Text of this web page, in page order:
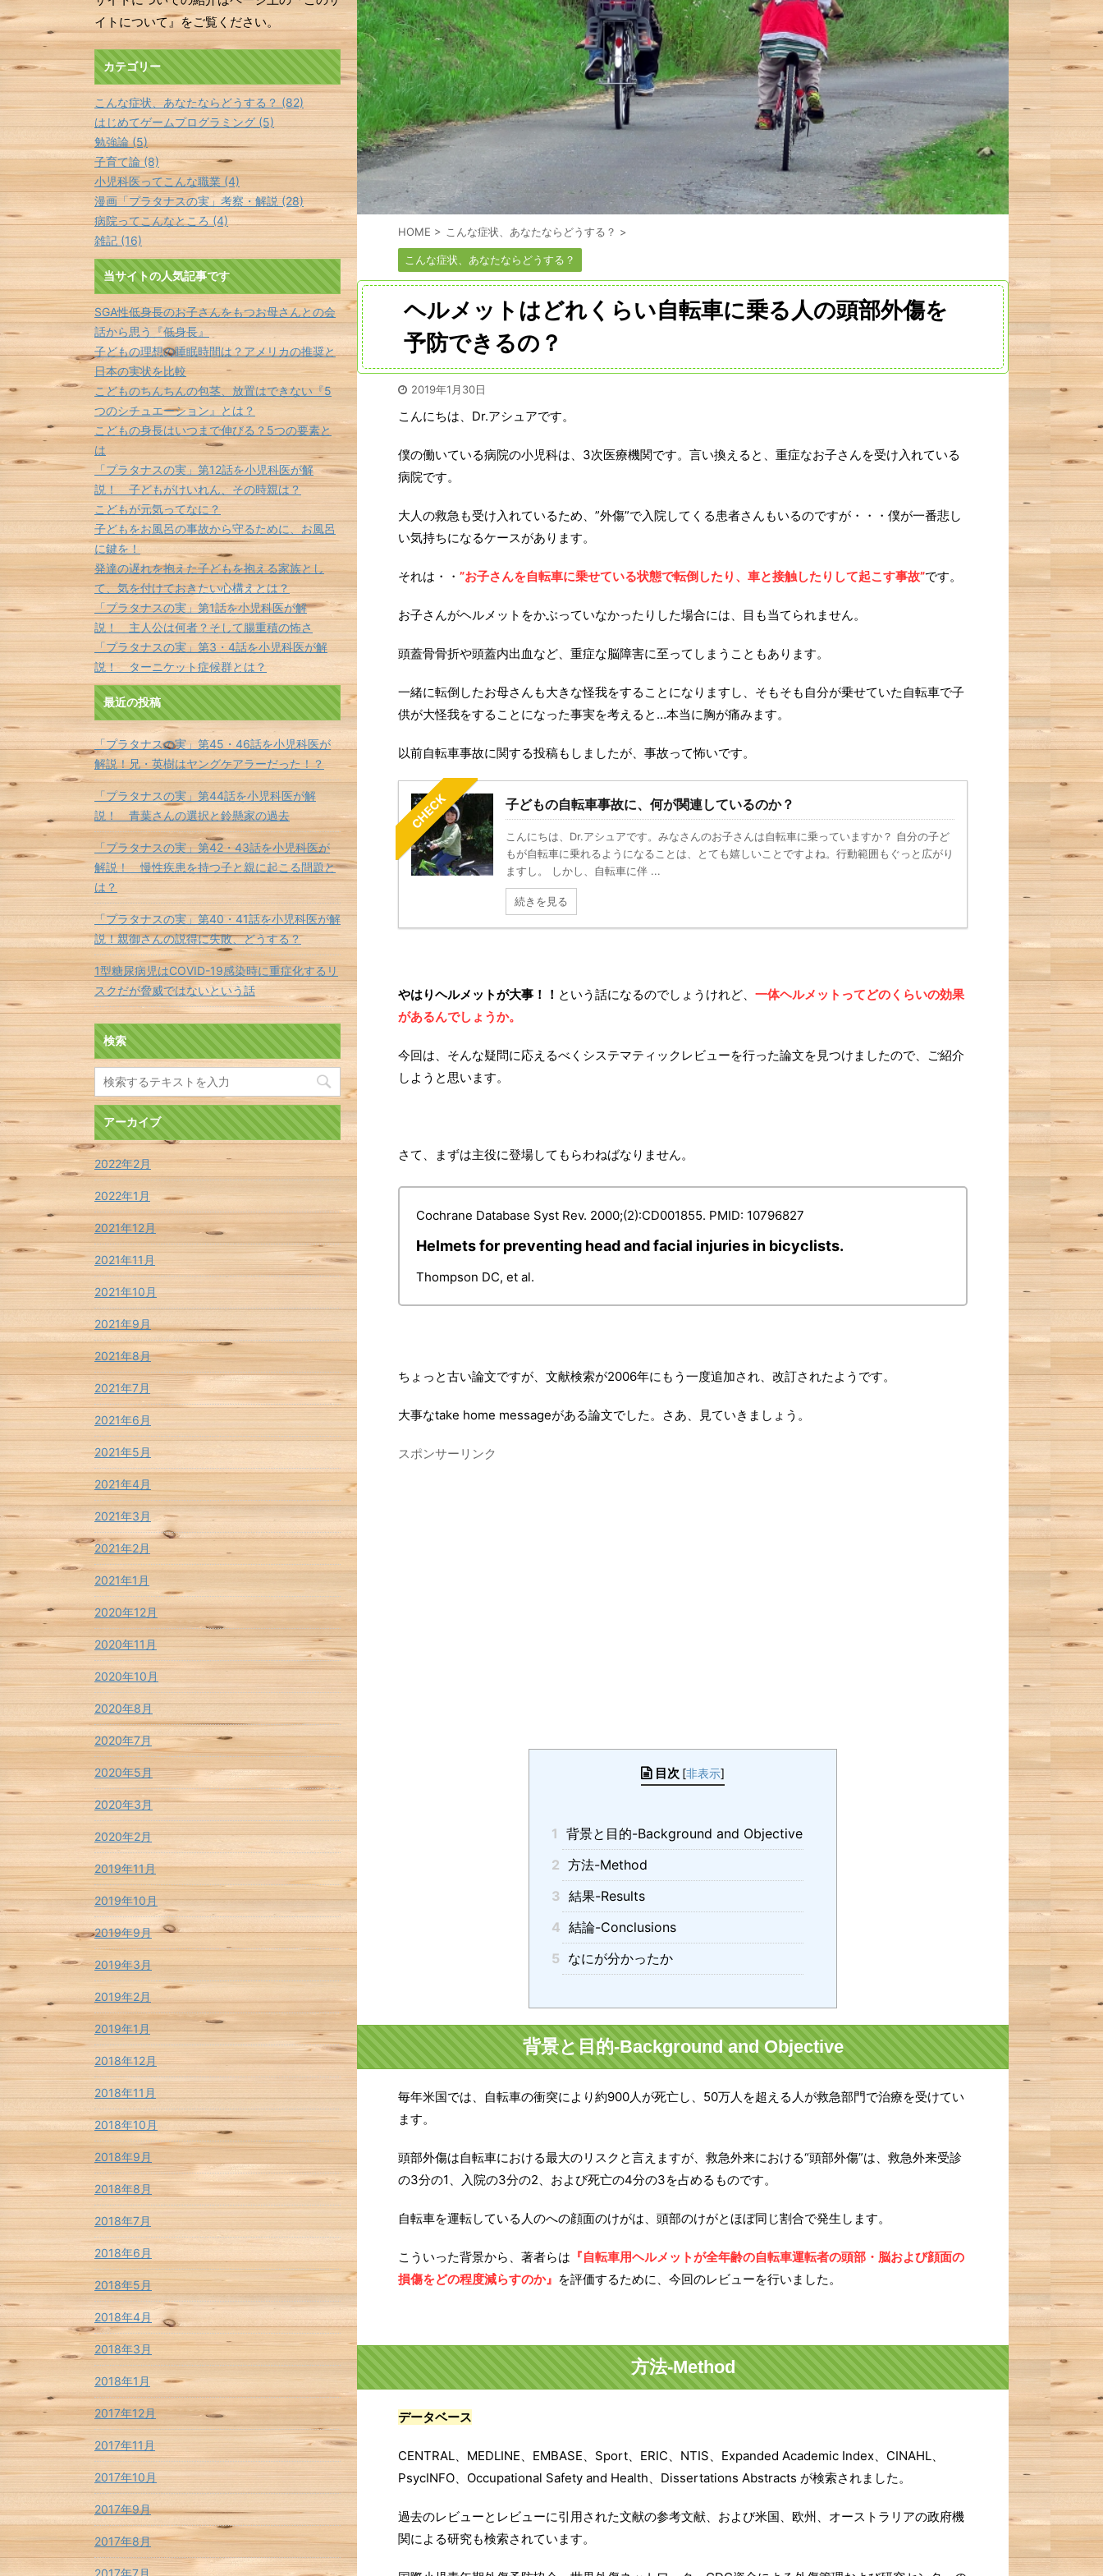
HOME > こんな症状、あなたならどうする？ >
こんな症状、あなたならどうする？
ヘルメットはどれくらい自転車に乗る人の頭部外傷を
予防できるの？
2019年1月30日
こんにちは、Dr.アシュアです。
僕の働いている病院の小児科は、3次医療機関です。言い換えると、重症なお子さんを受け入れている
病院です。
大人の救急も受け入れているため、”外傷”で入院してくる患者さんもいるのですが・・・僕が一番悲し
い気持ちになるケースがあります。
それは・・ ”お子さんを自転車に乗せている状態で転倒したり、車と接触したりして起こす事故”です。
お子さんがヘルメットをかぶっていなかったりした場合には、目も当てられません。
頭蓋骨骨折や頭蓋内出血など、重症な脳障害に至ってしまうこともあります。
一緒に転倒したお母さんも大きな怪我をすることになりますし、そもそも自分が乗せていた自転車で子
供が大怪我をすることになった事実を考えると…本当に胸が痛みます。
以前自転車事故に関する投稿もしましたが、事故って怖いです。
CHECK 子どもの自転車事故に、何が関連しているのか？
こんにちは、Dr.アシュアです。みなさんのお子さんは自転車に乗っていますか？ 自分の子ど
もが自転車に乗れるようになることは、とても嬉しいことですよね。行動範囲もぐっと広がり
ますし。 しかし、自転車に伴 ...
続きを見る
やはりヘルメットが大事！！ という話になるのでしょうけれど、 一体ヘルメットってどのくらいの効果
があるんでしょうか。
今回は、そんな疑問に応えるべくシステマティックレビューを行った論文を見つけましたので、ご紹介
しようと思います。
さて、まずは主役に登場してもらわねばなりません。
Cochrane Database Syst Rev. 2000;(2):CD001855. PMID: 10796827
Helmets for preventing head and facial injuries in bicyclists.
Thompson DC, et al.
ちょっと古い論文ですが、文献検索が2006年にもう一度追加され、改訂されたようです。
大事なtake home messageがある論文でした。さあ、見ていきましょう。
スポンサーリンク
目次 [非表示]
1 背景と目的-Background and Objective
2 方法-Method
3 結果-Results
4 結論-Conclusions
5 なにが分かったか
背景と目的-Background and Objective
毎年米国では、自転車の衝突により約900人が死亡し、50万人を超える人が救急部門で治療を受けてい
ます。
頭部外傷は自転車における最大のリスクと言えますが、救急外来における“頭部外傷”は、救急外来受診
の3分の1、入院の3分の2、および死亡の4分の3を占めるものです。
自転車を運転している人のへの顔面のけがは、頭部のけがとほぼ同じ割合で発生します。
こういった背景から、著者らは 『自転車用ヘルメットが全年齢の自転車運転者の頭部・脳および顔面の
損傷をどの程度減らすのか』 を評価するために、今回のレビューを行いました。
方法-Method
データベース
CENTRAL、MEDLINE、EMBASE、Sport、ERIC、NTIS、Expanded Academic Index、CINAHL、
PsycINFO、Occupational Safety and Health、Dissertations Abstracts が検索されました。
過去のレビューとレビューに引用された文献の参考文献、および米国、欧州、オーストラリアの政府機
関による研究も検索されています。
イトについて』をご覧ください。
カテゴリー
こんな症状、あなたならどうする？ (82)
はじめてゲームプログラミング (5)
勉強論 (5)
子育て論 (8)
小児科医ってこんな職業 (4)
漫画「プラタナスの実」考察・解説 (28)
病院ってこんなところ (4)
雑記 (16)
当サイトの人気記事です
SGA性低身長のお子さんをもつお母さんとの会
話から思う『低身長』
子どもの理想の睡眠時間は？アメリカの推奨と
日本の実状を比較
こどものちんちんの包茎、放置はできない『5
つのシチュエーション』とは？
こどもの身長はいつまで伸びる？5つの要素と
は
「プラタナスの実」第12話を小児科医が解
説！ 子どもがけいれん、その時親は？
こどもが元気ってなに？
子どもをお風呂の事故から守るために、お風呂
に鍵を！
発達の遅れを抱えた子どもを抱える家族とし
て、気を付けておきたい心構えとは？
「プラタナスの実」第1話を小児科医が解
説！ 主人公は何者？そして腸重積の怖さ
「プラタナスの実」第3・4話を小児科医が解
説！ ターニケット症候群とは？
最近の投稿
「プラタナスの実」第45・46話を小児科医が
解説！兄・英樹はヤングケアラーだった！？
「プラタナスの実」第44話を小児科医が解
説！ 青葉さんの選択と鈴懸家の過去
「プラタナスの実」第42・43話を小児科医が
解説！ 慢性疾患を持つ子と親に起こる問題と
は？
「プラタナスの実」第40・41話を小児科医が解
説！親御さんの説得に失敗、どうする？
1型糖尿病児はCOVID-19感染時に重症化するリ
スクだが脅威ではないという話
検索
アーカイブ
2022年2月
2022年1月
2021年12月
2021年11月
2021年10月
2021年9月
2021年8月
2021年7月
2021年6月
2021年5月
2021年4月
2021年3月
2021年2月
2021年1月
2020年12月
2020年11月
2020年10月
2020年8月
2020年7月
2020年5月
2020年3月
2020年2月
2019年11月
2019年10月
2019年9月
2019年3月
2019年2月
2019年1月
2018年12月
2018年11月
2018年10月
2018年9月
2018年8月
2018年7月
2018年6月
2018年5月
2018年4月
2018年3月
2018年1月
2017年12月
2017年11月
2017年10月
2017年9月
2017年8月
2017年7月